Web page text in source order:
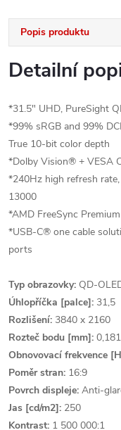
Popis produktu
Detailní
*31.5" UHD, PureSight
*99% sRGB and 99%
True 10-bit color depth
*Dolby Vision® + VESA
*240Hz high refresh
13000
*AMD FreeSync
*USB-C® one cable
ports
Typ obrazovky: QD-
Úhlopříčka [palce]: 31,5
Rozlišení: 3840 x 2160
Rozteč bodu [mm]:
Obnovovací frekvence
Poměr stran: 16:9
Povrch displeje: Anti-
Jas [cd/m2]: 250
Kontrast: 1 500 000:1